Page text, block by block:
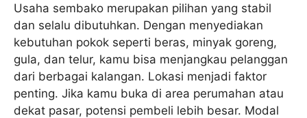
Usaha sembako merupakan pilihan yang stabil
dan selalu dibutuhkan. Dengan menyediakan
kebutuhan pokok seperti beras, minyak goreng,
gula, dan telur, kamu bisa menjangkau pelanggan
dari berbagai kalangan. Lokasi menjadi faktor
penting. Jika kamu buka di area perumahan atau
dekat pasar, potensi pembeli lebih besar. Modal